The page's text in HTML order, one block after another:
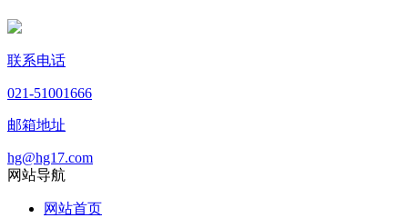
联系电话
021-51001666
邮箱地址
hg@hg17.com
网站导航
网站首页